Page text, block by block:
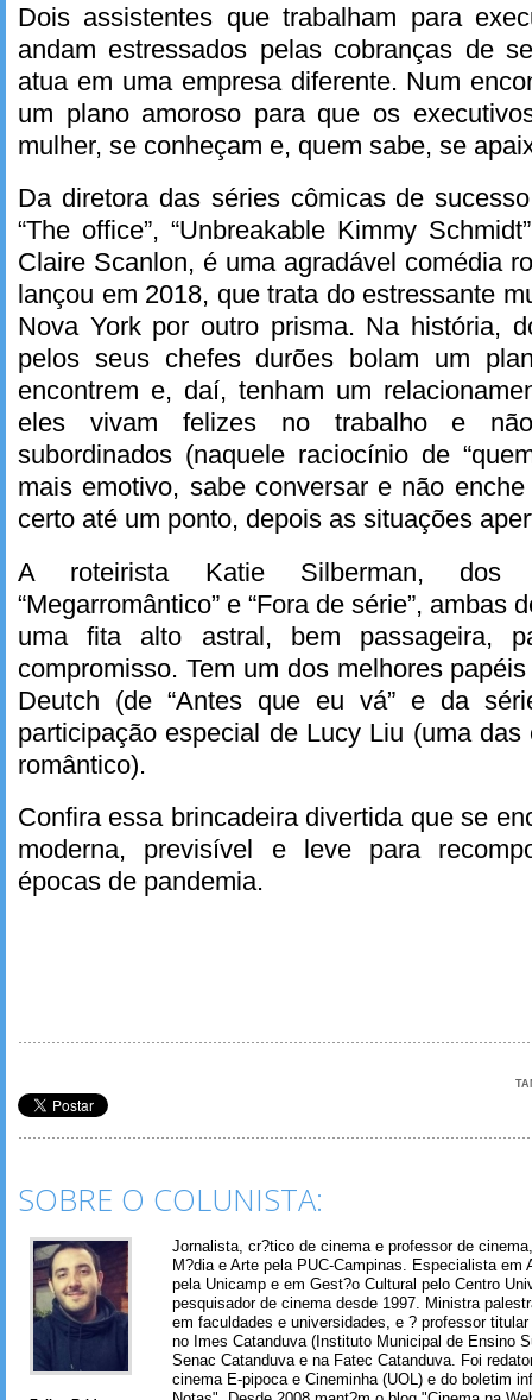
Dois assistentes que trabalham para
andam estressados pelas cobranças de
atua em uma empresa diferente. Num
um plano amoroso para que os
mulher, se conheçam e, quem sabe, se
Da diretora das séries cômicas de
“The office”, “Unbreakable Kimmy
Claire Scanlon, é uma agradável comédia
lançou em 2018, que trata do estressante
Nova York por outro prisma. Na história,
pelos seus chefes durões bolam um
encontrem e, daí, tenham um
eles vivam felizes no trabalho e
subordinados (naquele raciocínio de
mais emotivo, sabe conversar e não
certo até um ponto, depois as situações
A roteirista Katie Silberman, dos
“Megarromântico” e “Fora de série”, ambas
uma fita alto astral, bem passageira,
compromisso. Tem um dos melhores
Deutch (de “Antes que eu vá” e da
participação especial de Lucy Liu (uma
romântico).
Confira essa brincadeira divertida que se
moderna, previsível e leve para
épocas de pandemia.
SOBRE O COLUNISTA:
Jornalista, cr?tico de cinema e professor de
M?dia e Arte pela PUC-Campinas. Especialista em
pela Unicamp e em Gest?o Cultural pelo Centro
pesquisador de cinema desde 1997. Ministra
em faculdades e universidades, e ? professor
no Imes Catanduva (Instituto Municipal de Ensino
Senac Catanduva e na Fatec Catanduva. Foi
cinema E-pipoca e Cineminha (UOL) e do boletim